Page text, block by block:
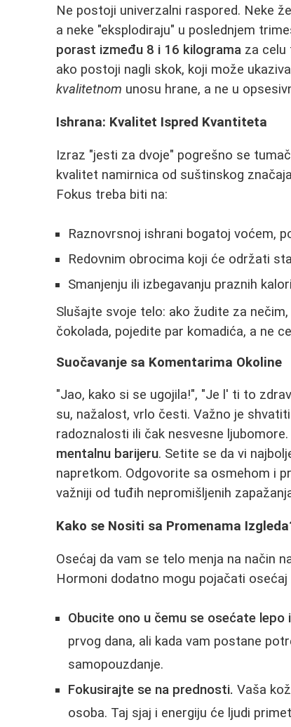
Ne postoji univerzalni raspored. Neke
a neke "eksplodiraju" u poslednjem
porast između 8 i 16 kilograma za celu
ako postoji nagli skok, koji može
kvalitetnom unosu hrane, a ne u
Ishrana: Kvalitet Ispred Kvantiteta
Izraz "jesti za dvoje" pogrešno se
kvalitet namirnica od suštinskog
Fokus treba biti na:
Raznovrsnoj ishrani bogatoj voćem,
Redovnim obrocima koji će održati
Smanjenju ili izbegavanju praznih
Slušajte svoje telo: ako žudite za
čokolada, pojedite par komadića, a ne
Suočavanje sa Komentarima Okoline
"Jao, kako si se ugojila!", "Je l' ti to
su, nažalost, vrlo česti. Važno je
radoznalosti ili čak nesvesne
mentalnu barijeru. Setite se da vi
napretkom. Odgovorite sa osmehom i
važniji od tuđih nepromišljenih
Kako se Nositi sa Promenama
Osećaj da vam se telo menja na način
Hormoni dodatno mogu pojačati
Obucite ono u čemu se osećate lepo
prvog dana, ali kada vam postane
samopouzdanje.
Fokusirajte se na prednosti. Vaša
osoba. Taj sjaj i energiju će ljudi